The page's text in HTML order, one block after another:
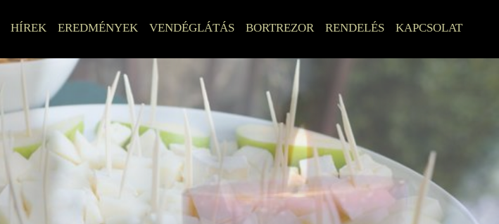
HÍREK EREDMÉNYEK VENDÉGLÁTÁS BORTREZOR RENDELÉS KAPCSOLAT